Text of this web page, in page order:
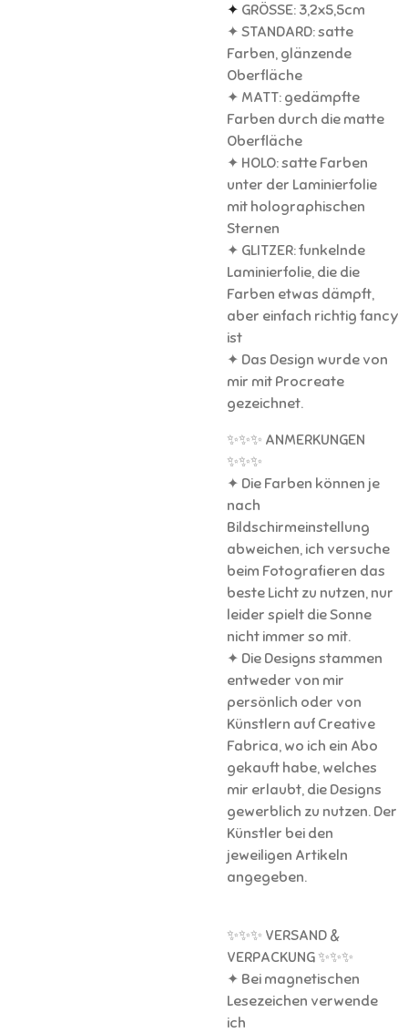
✦ GRÖSSE: 3,2x5,5cm
✦ STANDARD: satte
Farben, glänzende
Oberfläche
✦ MATT: gedämpfte
Farben durch die matte
Oberfläche
✦ HOLO: satte Farben
unter der Laminierfolie
mit holographischen
Sternen
✦ GLITZER: funkelnde
Laminierfolie, die die
Farben etwas dämpft,
aber einfach richtig fancy
ist
✦ Das Design wurde von
mir mit Procreate
gezeichnet.
✨✨✨ ANMERKUNGEN
✨✨✨
✦ Die Farben können je
nach
Bildschirmeinstellung
abweichen, ich versuche
beim Fotografieren das
beste Licht zu nutzen, nur
leider spielt die Sonne
nicht immer so mit.
✦ Die Designs stammen
entweder von mir
persönlich oder von
Künstlern auf Creative
Fabrica, wo ich ein Abo
gekauft habe, welches
mir erlaubt, die Designs
gewerblich zu nutzen. Der
Künstler bei den
jeweiligen Artikeln
angegeben.
✨✨✨ VERSAND &
VERPACKUNG ✨✨✨
✦ Bei magnetischen
Lesezeichen verwende
ich